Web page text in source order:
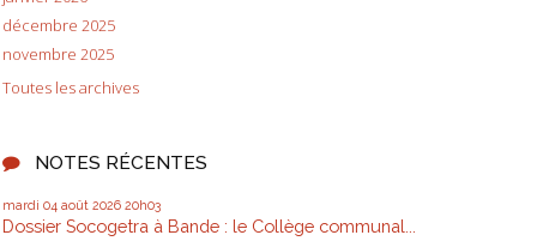
décembre 2025
novembre 2025
Toutes les archives
NOTES RÉCENTES
mardi 04 août 2026 20h03
Dossier Socogetra à Bande : le Collège communal...